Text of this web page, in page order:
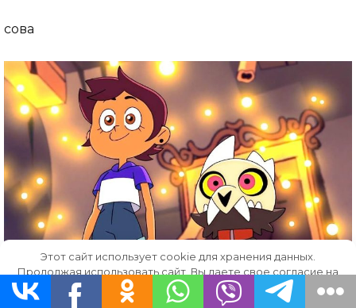
сова
горящие огни
Этот сайт использует cookie для хранения данных.
Продолжая использовать сайт, Вы даете свое согласие на
работу с этими файлами.
OK